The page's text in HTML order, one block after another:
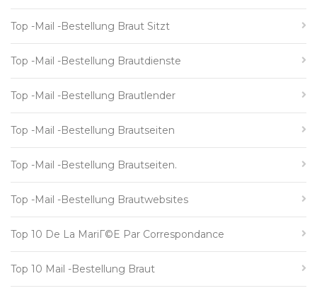
Top -Mail -Bestellung Braut Sitzt
Top -Mail -Bestellung Brautdienste
Top -Mail -Bestellung Brautlender
Top -Mail -Bestellung Brautseiten
Top -Mail -Bestellung Brautseiten.
Top -Mail -Bestellung Brautwebsites
Top 10 De La MariГ©e Par Correspondance
Top 10 Mail -Bestellung Braut